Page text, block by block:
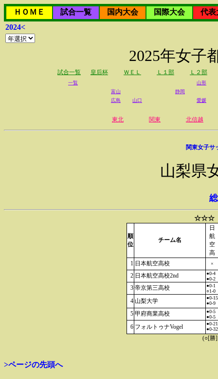
ＨＯＭＥ 試合一覧 国内大会 国際大会
代表
2024<
2025年女子
試合一覧 皇后杯 ＷＥＬ Ｌ１部 Ｌ２部
一覧
山形
富山
静岡
広島
山口 愛媛
東北 関東 北信越
関東女子サ
山梨県
☆☆☆
順
位
チーム名
日
航
空
高
1 日本航空高校 ×
2 日本航空高校2nd
●0-4
●0-2
3 帝京第三高校
●0-1
○1-0
4 山梨大学
●0-15
●0-9
5 甲府商業高校
●0-5
●0-5
6 フォルトゥナVogel
●0-21
●0-32
(○[勝
>ページの先頭へ